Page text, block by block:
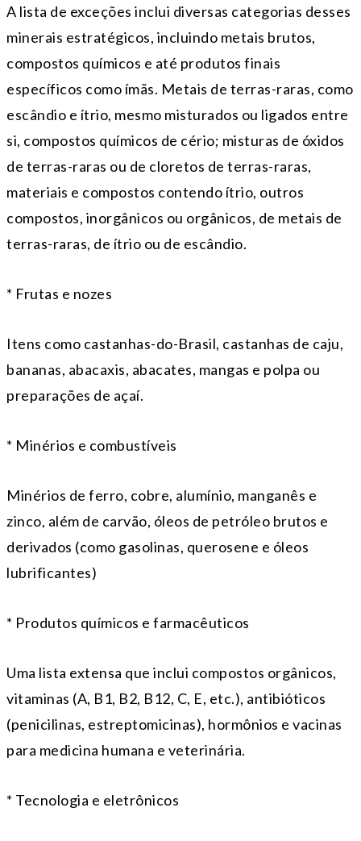
A lista de exceções inclui diversas categorias desses
minerais estratégicos, incluindo metais brutos,
compostos químicos e até produtos finais
específicos como ímãs. Metais de terras-raras, como
escândio e ítrio, mesmo misturados ou ligados entre
si, compostos químicos de cério; misturas de óxidos
de terras-raras ou de cloretos de terras-raras,
materiais e compostos contendo ítrio, outros
compostos, inorgânicos ou orgânicos, de metais de
terras-raras, de ítrio ou de escândio.
* Frutas e nozes
Itens como castanhas-do-Brasil, castanhas de caju,
bananas, abacaxis, abacates, mangas e polpa ou
preparações de açaí.
* Minérios e combustíveis
Minérios de ferro, cobre, alumínio, manganês e
zinco, além de carvão, óleos de petróleo brutos e
derivados (como gasolinas, querosene e óleos
lubrificantes)
* Produtos químicos e farmacêuticos
Uma lista extensa que inclui compostos orgânicos,
vitaminas (A, B1, B2, B12, C, E, etc.), antibióticos
(penicilinas, estreptomicinas), hormônios e vacinas
para medicina humana e veterinária.
* Tecnologia e eletrônicos